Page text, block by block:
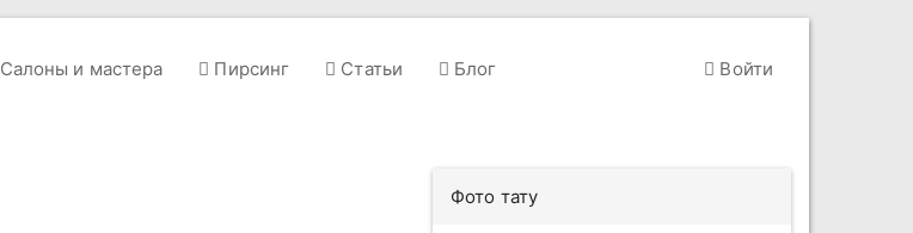
Салоны и мастера Пирсинг Статьи Блог Войти
Фото тату